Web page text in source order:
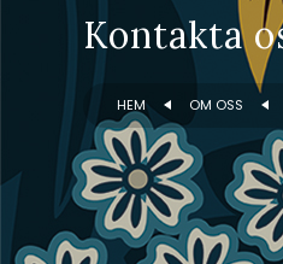
Kontakta
HEM OM OSS